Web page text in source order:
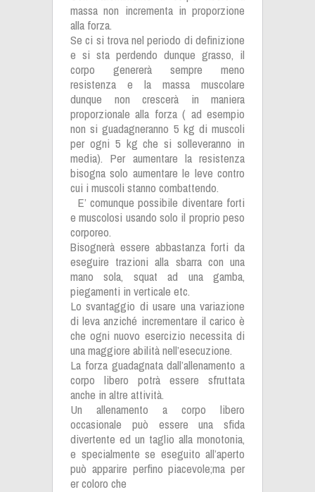
massa non incrementa in proporzione
alla forza.
Se ci si trova nel periodo di definizione
e si sta perdendo dunque grasso, il
corpo genererà sempre meno
resistenza e la massa muscolare
dunque non crescerà in maniera
proporzionale alla forza ( ad esempio
non si guadagneranno 5 kg di muscoli
per ogni 5 kg che si solleveranno in
media). Per aumentare la resistenza
bisogna solo aumentare le leve contro
cui i muscoli stanno combattendo.
E’ comunque possibile diventare forti
e muscolosi usando solo il proprio peso
corporeo.
Bisognerà essere abbastanza forti da
eseguire trazioni alla sbarra con una
mano sola, squat ad una gamba,
piegamenti in verticale etc.
Lo svantaggio di usare una variazione
di leva anziché incrementare il carico è
che ogni nuovo esercizio necessita di
una maggiore abilità nell’esecuzione.
La forza guadagnata dall’allenamento a
corpo libero potrà essere sfruttata
anche in altre attività.
Un allenamento a corpo libero
occasionale può essere una sfida
divertente ed un taglio alla monotonia,
e specialmente se eseguito all’aperto
può apparire perfino piacevole;ma per
er coloro che